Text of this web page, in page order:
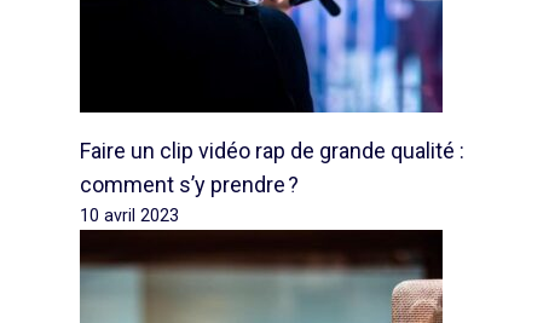
Faire un clip vidéo rap de grande qualité :
comment s’y prendre ?
10 avril 2023